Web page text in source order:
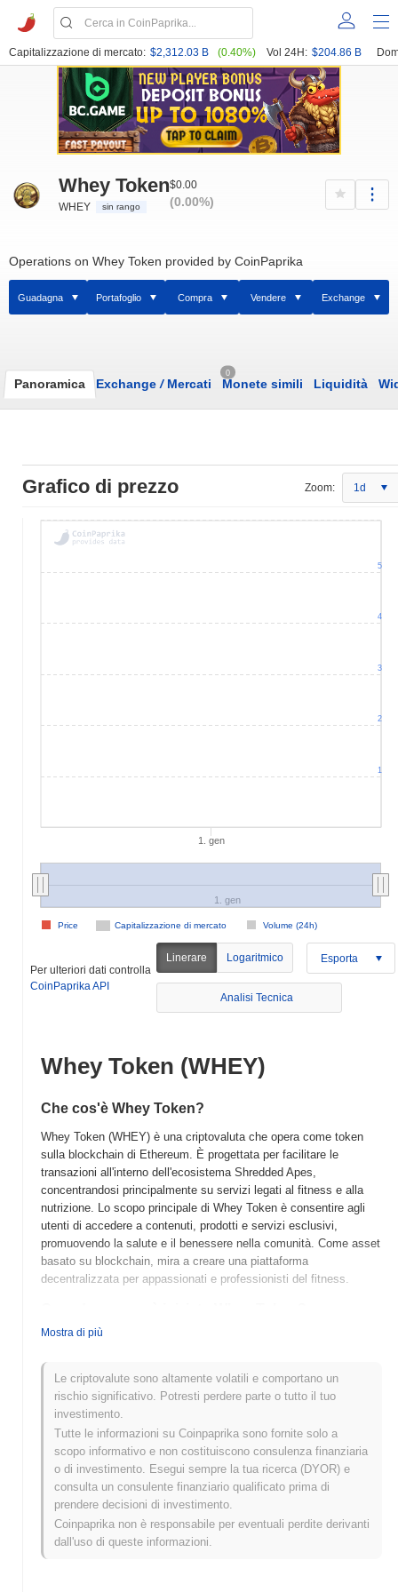
Capitalizzazione di mercato: $2,312.03 B (0.40%) Vol 24H: $204.86 B
Whey Token
WHEY sin rango
$0.00
(0.00%)
Operations on Whey Token provided by CoinPaprika
Guadagna Portafoglio Compra Vendere Exchange
Panoramica Exchange /Mercati
0
Monete simili Liquidità
Grafico di prezzo Zoom: 1d
1. gen
Capitalizzazione di mercato Volume (24h)
Price
1. gen
1
2
3
4
5
Per ulteriori dati controlla
CoinPaprika API
Linerare Logaritmico Esporta
Analisi Tecnica
Whey Token (WHEY)
Che cos'è Whey Token?
Whey Token (WHEY) è una criptovaluta che opera come token
sulla blockchain di Ethereum. È progettata per facilitare le
transazioni all'interno dell'ecosistema Shredded Apes,
concentrandosi principalmente su servizi legati al fitness e alla
nutrizione. Lo scopo principale di Whey Token è consentire agli
utenti di accedere a contenuti, prodotti e servizi esclusivi,
promuovendo la salute e il benessere nella comunità. Come asset
basato su blockchain, mira a creare una piattaforma
decentralizzata per appassionati e professionisti del fitness.
Whey Token (WHEY) è stato lanciato nel 2021 come parte
focalizzato sulla promozione della salute e del fitness attraverso
la tecnologia blockchain. Il progetto mira a incentivare gli utenti ad
adottare stili di vita più sani premiandoli con token per le loro
attività fisiche. Inizialmente elencato su vari exchange
decentralizzati, Whey Token ha rapidamente guadagnato terreno
all'interno della comunità del fitness, sfruttando partnership e
campagne di marketing per aumentare la sua visibilità e il
coinvolgimento degli utenti.
Cosa ci aspetta per Whey Token?
Whey Token (WHEY) è pronto per significativi progressi mentre
Mostra di più
Le criptovalute sono altamente volatili e comportano un
rischio significativo. Potresti perdere parte o tutto il tuo
investimento.
Tutte le informazioni su Coinpaprika sono fornite solo a
scopo informativo e non costituiscono consulenza finanziaria
o di investimento. Esegui sempre la tua ricerca (DYOR) e
consulta un consulente finanziario qualificato prima di
prendere decisioni di investimento.
Coinpaprika non è responsabile per eventuali perdite derivanti
dall'uso di queste informazioni.